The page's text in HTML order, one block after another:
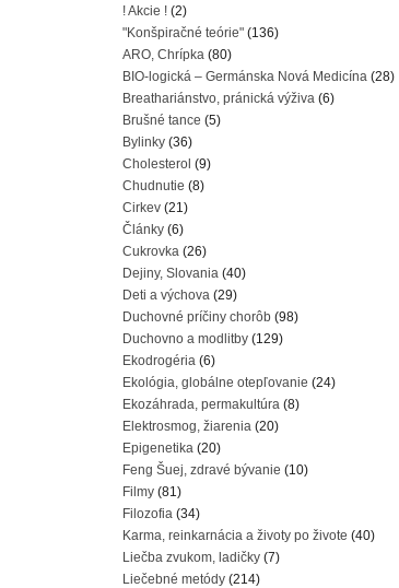
! Akcie ! (2)
"Konšpiračné teórie" (136)
ARO, Chrípka (80)
BIO-logická – Germánska Nová Medicína (28)
Breathariánstvo, pránická výživa (6)
Brušné tance (5)
Bylinky (36)
Cholesterol (9)
Chudnutie (8)
Cirkev (21)
Články (6)
Cukrovka (26)
Dejiny, Slovania (40)
Deti a výchova (29)
Duchovné príčiny chorôb (98)
Duchovno a modlitby (129)
Ekodrogéria (6)
Ekológia, globálne otepľovanie (24)
Ekozáhrada, permakultúra (8)
Elektrosmog, žiarenia (20)
Epigenetika (20)
Feng Šuej, zdravé bývanie (10)
Filmy (81)
Filozofia (34)
Karma, reinkarnácia a životy po živote (40)
Liečba zvukom, ladičky (7)
Liečebné metódy (214)